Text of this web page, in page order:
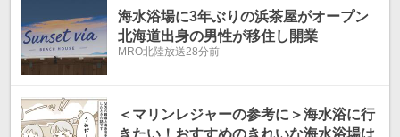
海水浴場に3年ぶりの浜茶屋がオープン
北海道出身の男性が移住し開業
MRO北陸放送28分前
＜マリンレジャーの参考に＞海水浴に行
きたい！おすすめのきれいな海水浴場は